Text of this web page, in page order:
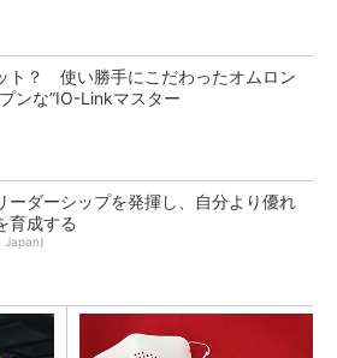
ト？ 使い勝手にこだわったオムロン
ンな”IO-Linkマスター
ーダーシップを発揮し、自分より優れ
育成する
Japan)